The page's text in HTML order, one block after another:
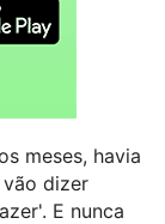
meses, havia
dizer
E nunca